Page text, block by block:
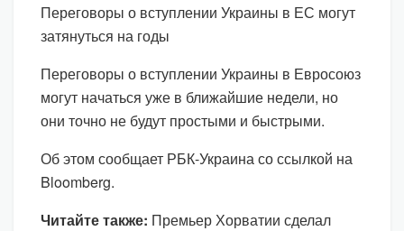
Переговоры о вступлении Украины в ЕС могут
затянуться на годы
Переговоры о вступлении Украины в Евросоюз
могут начаться уже в ближайшие недели, но
они точно не будут простыми и быстрыми.
Об этом сообщает РБК-Украина со ссылкой на
Bloomberg.
Читайте также: Премьер Хорватии сделал